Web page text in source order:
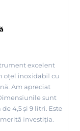
excelent
oțel inoxidabil cu
Am apreciat
sunt
4,5 și 9 litri. Este
investiția.